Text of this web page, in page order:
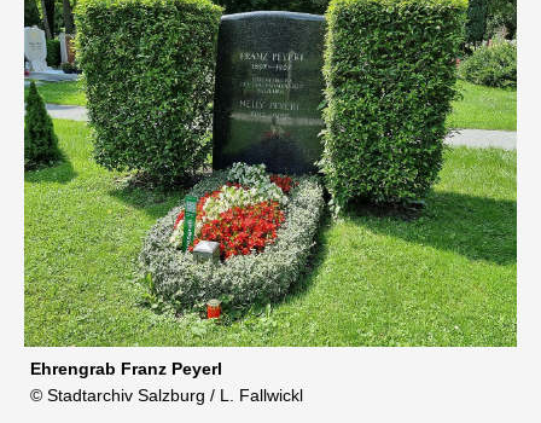
Ehrengrab Franz Peyerl
© Stadtarchiv Salzburg / L. Fallwickl